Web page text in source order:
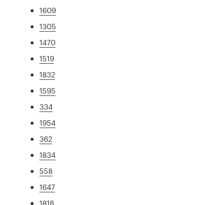
1609
1305
1470
1519
1832
1595
334
1954
362
1834
558
1647
1818